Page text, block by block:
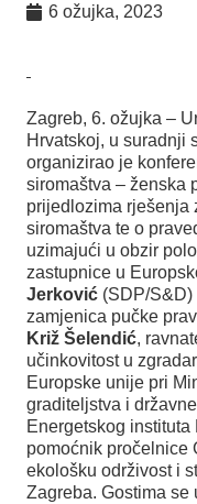
6 ožujka, 2023
Zagreb, 6. ožujka –
Hrvatskoj, u suradnji
organizirao je
siromaštva – ženska
prijedlozima rješenja
siromaštva te o
uzimajući u obzir
zastupnice u
Jerković (SDP/S&D)
zamjenica pučke
Križ Šelendić,
učinkovitost u
Europske unije pri
graditeljstva i
Energetskog instituta
pomoćnik pročelnice
ekološku održivost i
Zagreba. Gostima